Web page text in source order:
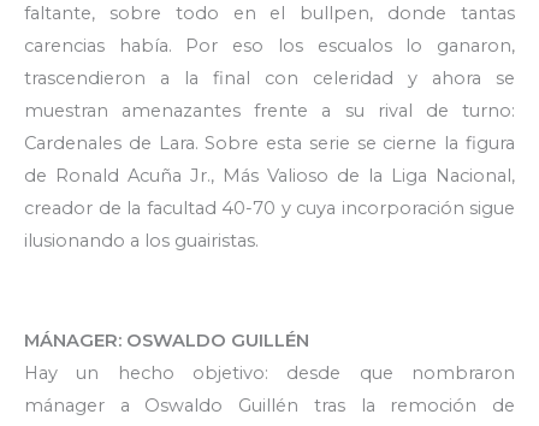
faltante, sobre todo en el bullpen, donde tantas
carencias había. Por eso los escualos lo ganaron,
trascendieron a la final con celeridad y ahora se
muestran amenazantes frente a su rival de turno:
Cardenales de Lara. Sobre esta serie se cierne la figura
de Ronald Acuña Jr., Más Valioso de la Liga Nacional,
creador de la facultad 40-70 y cuya incorporación sigue
ilusionando a los guairistas.
MÁNAGER: OSWALDO GUILLÉN
Hay un hecho objetivo: desde que nombraron
mánager a Oswaldo Guillén tras la remoción de